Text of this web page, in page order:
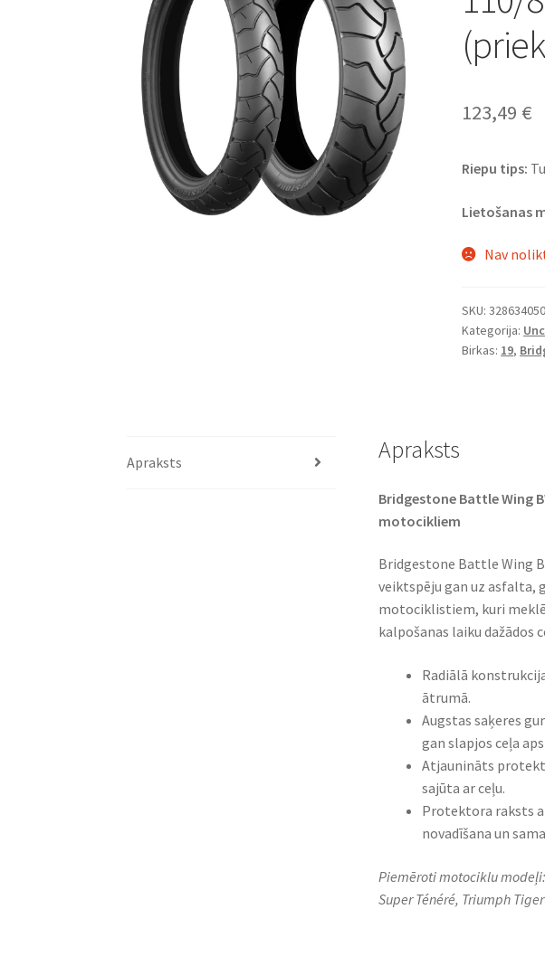
123,49 €
Riepu tips:
Lietošanas
Nav
SKU:
Kategorija:
Birkas: 19,
Apraksts Apraksts
Bridgestone Battle Wing
motocikliem​
Bridgestone Battle Wing
veiktspēju gan uz asfalta,
motociklistiem, kuri
kalpošanas laiku dažādos
Radiālā
ātrumā.​
Augstas saķeres
gan slapjos ceļa
Atjaunināts
sajūta ar ceļu.​
Protektora raksts
novadīšana un
Piemēroti motociklu modeļi:
Super Ténéré, Triumph